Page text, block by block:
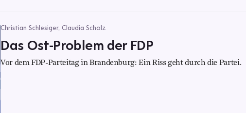
Christian Schlesiger, Claudia Scholz
Das Ost-Problem der FDP
Vor dem FDP-Parteitag in Brandenburg: Ein Riss geht durch die Partei.